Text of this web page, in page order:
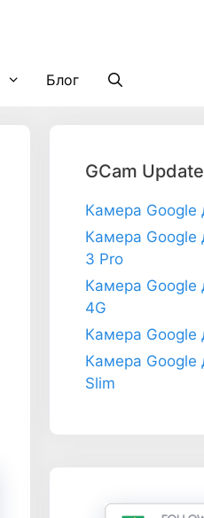
Блог
GCam
Камера Google
Камера Google
3 Pro
Камера Google
4G
Камера Google
Камера Google
Slim